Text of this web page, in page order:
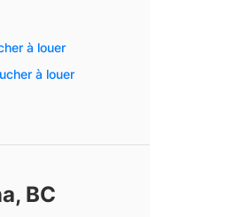
à louer
à louer
BC